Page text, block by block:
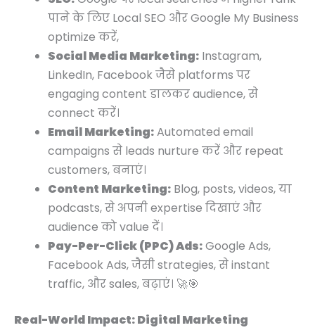
पाने के लिए Local SEO और Google My Business
optimize करें,
Social Media Marketing: Instagram,
LinkedIn, Facebook जैसे platforms पर
engaging content डालकर audience, से
connect करें।
Email Marketing:Automated email
campaigns से leads nurture करें और repeat
customers, बनाएं।
Content Marketing: Blog, posts, videos, या
podcasts, से अपनी expertise दिखाएं और
audience को value दें।
Pay-Per-Click (PPC) Ads:Google Ads,
Facebook Ads, जैसी strategies, से instant
traffic, और sales, बढ़ाएं। 🚀🎯
Real-World Impact: Digital Marketing